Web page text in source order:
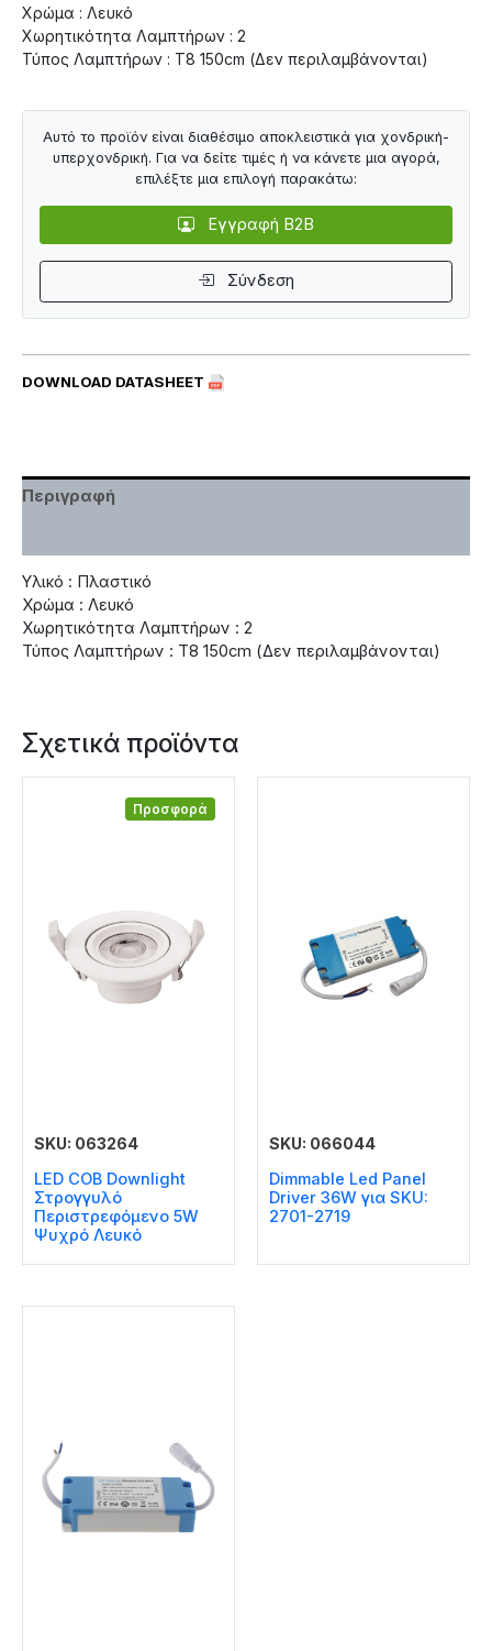
Χρώμα : Λευκό
Χωρητικότητα Λαμπτήρων : 2
Τύπος Λαμπτήρων : Τ8 150cm (Δεν περιλαμβάνονται)
DOWNLOAD DATASHEET
Αυτό το προϊόν είναι διαθέσιμο αποκλειστικά για χονδρική-
υπερχονδρική. Για να δείτε τιμές ή να κάνετε μια αγορά,
επιλέξτε μια επιλογή παρακάτω:
Εγγραφή B2B
Σύνδεση
Περιγραφή
Υλικό : Πλαστικό
Χρώμα : Λευκό
Χωρητικότητα Λαμπτήρων : 2
Τύπος Λαμπτήρων : Τ8 150cm (Δεν περιλαμβάνονται)
Σχετικά προϊόντα
Προσφορά
SKU: 063264
LED COB Downlight
Στρογγυλό
Περιστρεφόμενο 5W
Ψυχρό Λευκό
SKU: 066044
Dimmable Led Panel
Driver 36W για SKU:
2701-2719